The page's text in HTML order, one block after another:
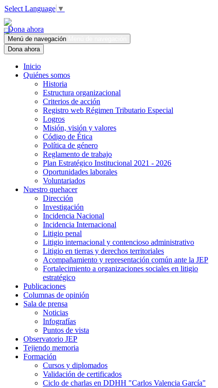
Select Language ▼
Dona ahora
Menú de navegación
Dona ahora
Inicio
Quiénes somos
Historia
Estructura organizacional
Criterios de acción
Registro web Régimen Tributario Especial
Logros
Misión, visión y valores
Código de Ética
Política de género
Reglamento de trabajo
Plan Estratégico Institucional 2021 - 2026
Oportunidades laborales
Voluntariados
Nuestro quehacer
Dirección
Investigación
Incidencia Nacional
Incidencia Internacional
Litigio penal
Litigio internacional y contencioso administrativo
Litigio en tierras y derechos territoriales
Acompañamiento y representación común ante la JEP
Fortalecimiento a organizaciones sociales en litigio
estratégico
Publicaciones
Columnas de opinión
Sala de prensa
Noticias
Infografías
Puntos de vista
Observatorio JEP
Tejiendo memoria
Formación
Cursos y diplomados
Validación de certificados
Ciclo de charlas en DDHH "Carlos Valencia García"